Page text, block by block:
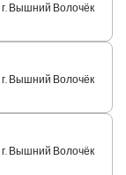
г. Вышний Волочёк
г. Вышний Волочёк
г. Вышний Волочёк